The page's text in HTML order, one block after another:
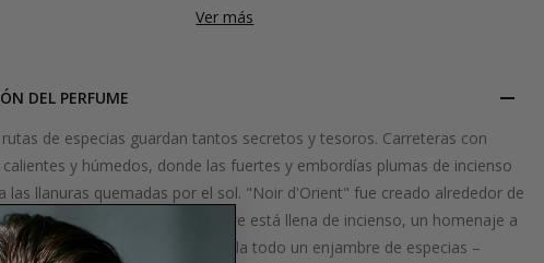
Ver más
DEL PERFUME
rutas de especias guardan tantos secretos y tesoros. Carreteras con
y húmedos, donde las fuertes y embordías plumas de incienso
las llanuras quemadas por el sol. "Noir d'Orient" fue creado alrededor de
fragantes de la India. La overture está llena de incienso, un homenaje a
de este pueblo. El corazón revela todo un enjambre de especias –